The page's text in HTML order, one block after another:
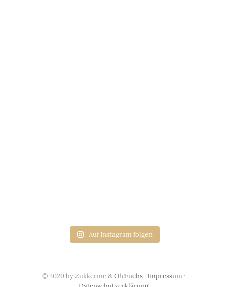
Auf Instagram folgen
© 2020 by Zukkerme &Oh!Fuchs· Impressum ·